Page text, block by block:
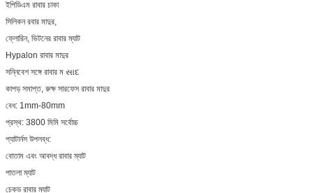
ইপিডিএম রাবার চাকা
সিলিকন রবার মাদুর,
ফ্লোরিন, ভিটনের রাবার ম্যাট
Hypalon রাবার মাদুর
সন্নিবেশ সঙ্গে রাবার ম સાદ
কাপড় সমাপ্ত, রুক্ষ সারফেস রাবার মাদুর
বেধ: 1mm-80mm
প্রস্থ: 3800 মিমি সর্বোচ্চ
প্যাটার্নস উপলব্ধ:
বোতাম এবং আবদ্ধ রাবার ম্যাট
পাতলা ম্যাট
চেকড রাবার ম্যাট